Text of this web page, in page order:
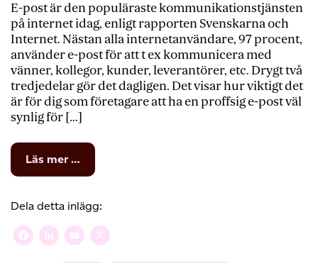
E-post är den populäraste kommunikationstjänsten
på internet idag, enligt rapporten Svenskarna och
Internet. Nästan alla internetanvändare, 97 procent,
använder e-post för att t ex kommunicera med
vänner, kollegor, kunder, leverantörer, etc. Drygt två
tredjedelar gör det dagligen. Det visar hur viktigt det
är för dig som företagare att ha en proffsig e-post väl
synlig för […]
Läs mer …
att
välja
proffsig
e-
Dela detta inlägg:
Facebook
LinkedIn
Email